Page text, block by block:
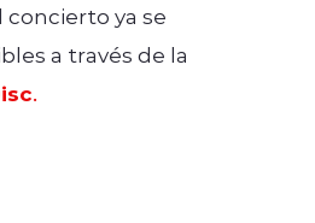
concierto ya se
a través de la
.